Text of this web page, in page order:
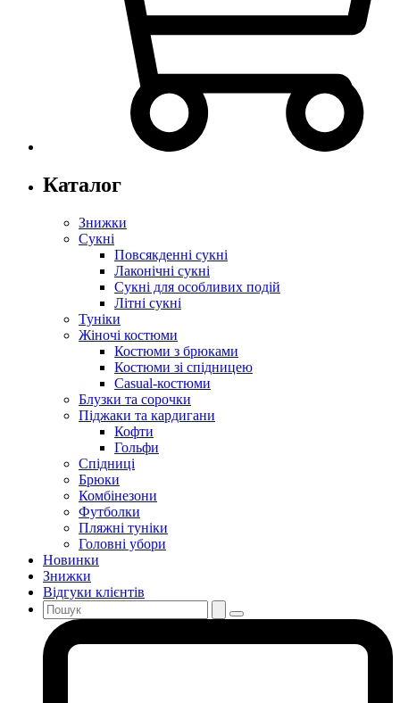
Каталог
Знижки
Сукні
Повсякденні сукні
Лаконічні сукні
Сукні для особливих подій
Літні сукні
Туніки
Жіночі костюми
Костюми з брюками
Костюми зі спідницею
Casual-костюми
Блузки та сорочки
Піджаки та кардигани
Кофти
Гольфи
Спідниці
Брюки
Комбінезони
Футболки
Пляжні туніки
Головні убори
Новинки
Знижки
Відгуки клієнтів